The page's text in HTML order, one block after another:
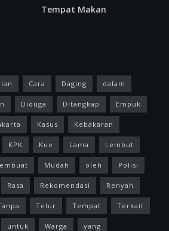
Tempat Makan
Cara Daging dalam
Diduga Ditangkap Empuk
Kasus Kebakaran
KPK Kue Lama Lembut
Mudah oleh Polisi
Rasa Rekomendasi Renyah
Telur Tempat Terkait
untuk Warga yang